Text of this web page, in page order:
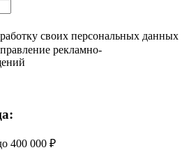
своих персональных данных
рекламно-
400 000 ₽